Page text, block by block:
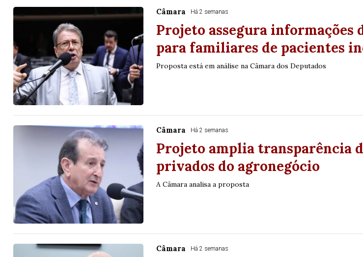
Câmara Há 2 semanas
Projeto assegura informações
para familiares de pacientes
Proposta está em análise na Câmara dos Deputados
Câmara Há 2 semanas
Projeto amplia transparência
privados do agronegócio
A Câmara analisa a proposta
Câmara Há 2 semanas
05 07 08 11
21
25
detalhes
05 12
43 49 50 56 61
63 64 65 70 74 93
Ver detalhes